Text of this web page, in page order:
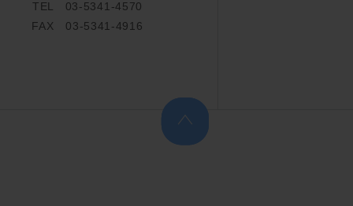
TEL 03-5341-4570
FAX 03-5341-4916